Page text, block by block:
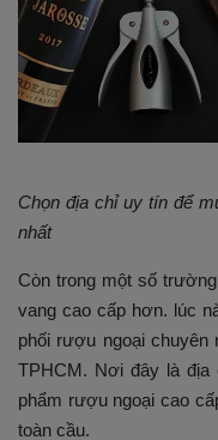
Chọn địa chỉ uy tín để
nhất
Còn trong một số
vang cao cấp hơn. lúc
phối rượu ngoại
TPHCM. Nơi đây là địa
phẩm rượu ngoại cao
toàn cầu.